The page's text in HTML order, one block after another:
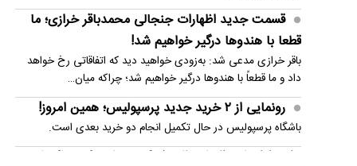
قسمت جدید اظهارات جنجالی محمدباقر خرازی؛ ما
قطعا با هندوها درگیر خواهیم شد!
باقر خرازی مدعی شد: به‌زودی خواهید دید که اتفاقاتی رخ خواهد
داد و ما قطعاً با هندوها درگیر خواهیم شد؛ چراکه میان…
رونمایی از ۲ خرید جدید پرسپولیس؛ همین امروز!
باشگاه پرسپولیس در حال تکمیل انجام دو خرید بعدی است.
روایتی از امضای توافق‌نامه دفاع مشترک عربستان، ترکیه و پاکستان